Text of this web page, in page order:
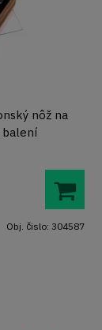
nôž na
balení
Obj. čislo: 304587